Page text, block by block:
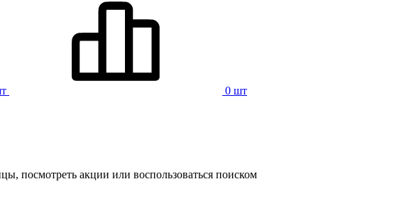
0 шт
посмотреть акции или воспользоваться поиском